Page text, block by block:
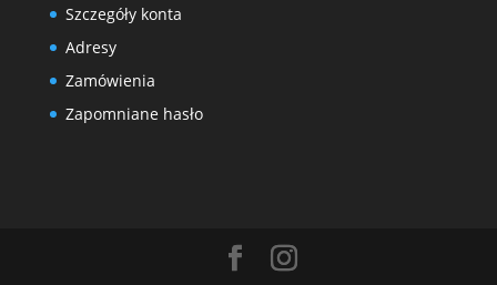
Szczegóły konta
Adresy
Zamówienia
Zapomniane hasło